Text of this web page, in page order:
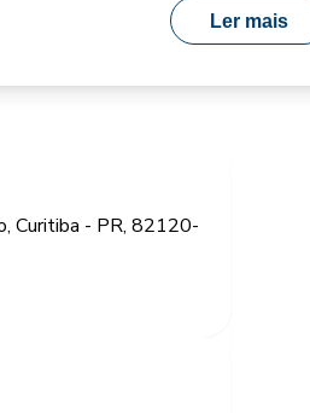
Ler mais
Curitiba - PR, 82120-